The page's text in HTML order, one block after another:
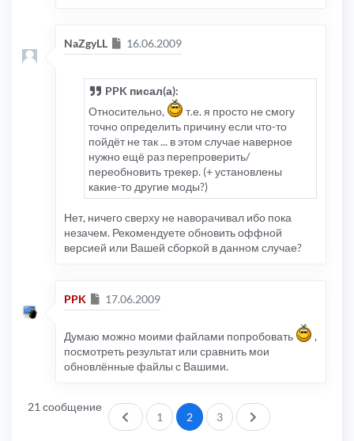
NaZgyLL Сообщение
16.06.2009
PPK писал(а):
Относительно,
т.е. я просто не смогу
точно определить причину если что-то
пойдёт не так ... в этом случае наверное
нужно ещё раз перепроверить/
переобновить трекер. (+ установлены
какие-то другие моды?)
Нет, ничего сверху не наворачивал ибо пока
незачем. Рекомендуете обновить оффной
версией или Вашей сборкой в данном случае?
PPK Сообщение
17.06.2009
Думаю можно моими файлами попробовать
,
посмотреть результат или сравнить мои
обновлённые файлы с Вашими.
21 сообщение
Пред.1 2 3 След.